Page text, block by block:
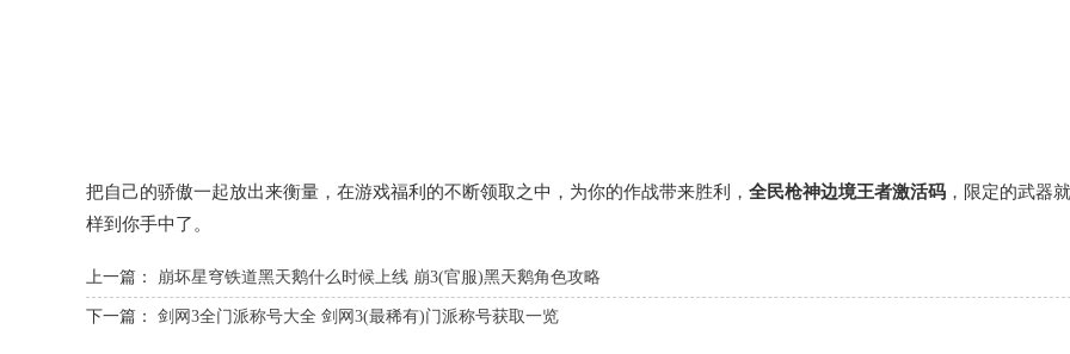
把自己的骄傲一起放出来衡量，在游戏福利的不断领取之中，为你的作战带来胜利， 全民枪神边境王者激活码 ，限定的武器
样到你手中了。
上一篇： 崩坏星穹铁道黑天鹅什么时候上线 崩3(官服)黑天鹅角色攻略
下一篇： 剑网3全门派称号大全 剑网3(最稀有)门派称号获取一览